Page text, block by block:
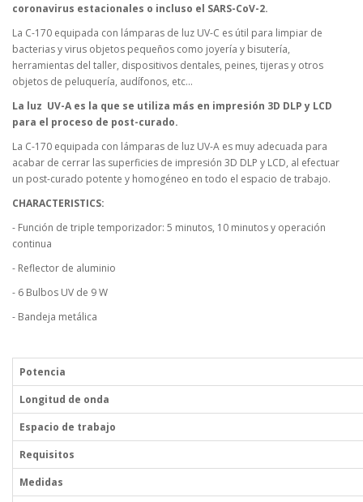
coronavirus estacionales o incluso el SARS-CoV-2.
La C-170 equipada con lámparas de luz UV-C es útil para limpiar de
bacterias y virus objetos pequeños como joyería y bisutería,
herramientas del taller, dispositivos dentales, peines, tijeras y otros
objetos de peluquería, audífonos, etc...
La luz UV-A es la que se utiliza más en impresión 3D DLP y LCD
para el proceso de post-curado.
La C-170 equipada con lámparas de luz UV-A es muy adecuada para
acabar de cerrar las superficies de impresión 3D DLP y LCD, al efectuar
un post-curado potente y homogéneo en todo el espacio de trabajo.
CHARACTERISTICS:
- Función de triple temporizador: 5 minutos, 10 minutos y operación
continua
- Reflector de aluminio
- 6 Bulbos UV de 9 W
- Bandeja metálica
Potencia
Longitud de onda
Espacio de trabajo
Requisitos
Medidas